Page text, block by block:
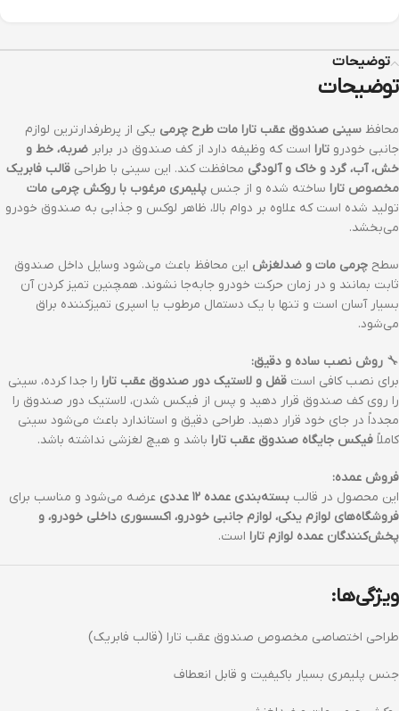
توضیحات
توضیحات
محافظ سینی صندوق عقب تارا مات طرح چرمی یکی از پرطرفدارترین لوازم
جانبی خودرو تارا است که وظیفه دارد از کف صندوق در برابر ضربه، خط و
خش، آب، گرد و خاک و آلودگی محافظت کند. این سینی با طراحی قالب فابریک
مخصوص تارا ساخته شده و از جنس پلیمری مرغوب با روکش چرمی مات
تولید شده است که علاوه بر دوام بالا، ظاهر لوکس و جذابی به صندوق خودرو
می‌بخشد.
سطح چرمی مات و ضدلغزش این محافظ باعث می‌شود وسایل داخل صندوق
ثابت بمانند و در زمان حرکت خودرو جابه‌جا نشوند. همچنین تمیز کردن آن
بسیار آسان است و تنها با یک دستمال مرطوب یا اسپری تمیزکننده براق
می‌شود.
🔧 روش نصب ساده و دقیق:
برای نصب کافی است قفل و لاستیک دور صندوق عقب تارا را جدا کرده، سینی
را روی کف صندوق قرار دهید و پس از فیکس شدن، لاستیک دور صندوق را
مجدداً در جای خود قرار دهید. طراحی دقیق و استاندارد باعث می‌شود سینی
کاملاً فیکس جایگاه صندوق عقب تارا باشد و هیچ لغزشی نداشته باشد.
فروش عمده:
این محصول در قالب بسته‌بندی عمده ۱۲ عددی
عرضه می‌شود و مناسب برای
فروشگاه‌های لوازم یدکی، لوازم جانبی خودرو، اکسسوری داخلی خودرو، و
پخش‌کنندگان عمده لوازم تارا است.
ویژگی‌ها:
طراحی اختصاصی مخصوص صندوق عقب تارا (قالب فابریک)
جنس پلیمری بسیار باکیفیت و قابل انعطاف